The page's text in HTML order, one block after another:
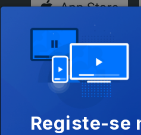
Disponível para iOS,
Registe-se